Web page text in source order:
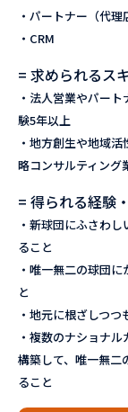
・パートナー（代
・CRM
= 求められるス
・法人営業やパー
験5年以上
・地方創生や地域
略コンサルティング
= 得られる経験
・新球団にふさわ
ること
・唯一無二の球団
と
・地元に根ざしつ
・複数のナショナ
構築して、唯一無二
ること